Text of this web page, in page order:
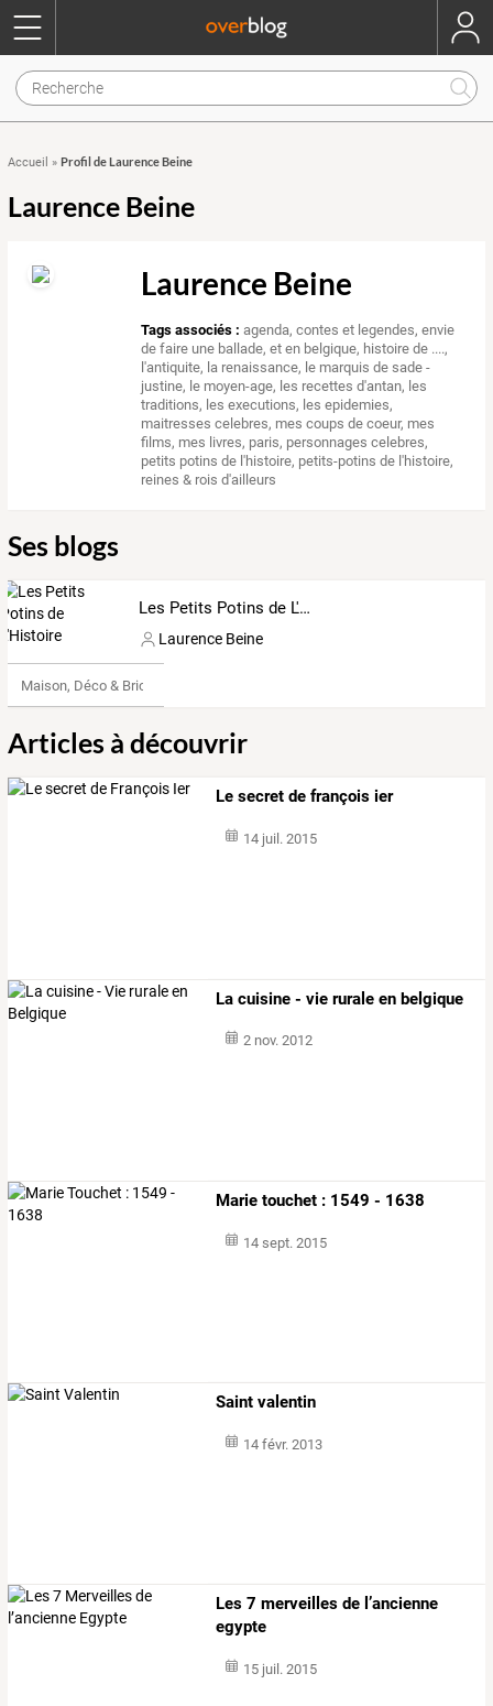
Accueil » Profil de Laurence Beine
Laurence Beine
Laurence Beine
Tags associés : agenda,contes et legendes,envie
de faire une ballade,et en belgique, histoire de ....,
l'antiquite, la renaissance, le marquis de sade -
justine, le moyen-age, les recettes d'antan, les
traditions, les executions, les epidemies,
maitresses celebres, mes coups de coeur, mes
films, mes livres, paris, personnages celebres,
petits potins de l'histoire, petits-potins de l'histoire,
reines & rois d'ailleurs
Ses blogs
Les Petits Potins de L'Histoire
Laurence Beine
Maison, Déco & Bricolage
Articles à découvrir
Le secret de françois ier
14 juil. 2015
La cuisine - vie rurale en belgique
2 nov. 2012
Marie touchet : 1549 - 1638
14 sept. 2015
Saint valentin
14 févr. 2013
Les 7 merveilles de l’ancienne
egypte
15 juil. 2015